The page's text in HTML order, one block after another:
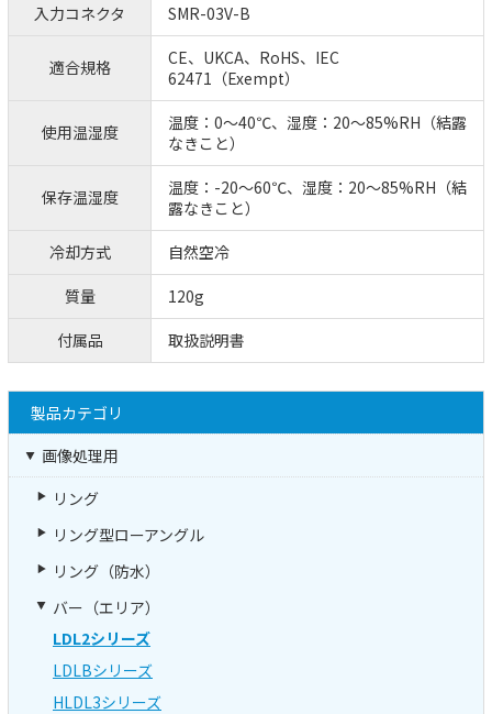
入力コネクタ
SMR-03V-B
適合規格
CE、UKCA、RoHS、IEC
62471（Exempt）
使用温湿度
温度：0～40℃、湿度：20～85%RH（結露
なきこと）
保存温湿度
温度：-20～60℃、湿度：20～85%RH（結
露なきこと）
冷却方式
自然空冷
質量
120g
付属品
取扱説明書
製品カテゴリ
画像処理用
リング
リング型ローアングル
リング（防水）
バー（エリア）
LDL2シリーズ
LDLBシリーズ
HLDL3シリーズ